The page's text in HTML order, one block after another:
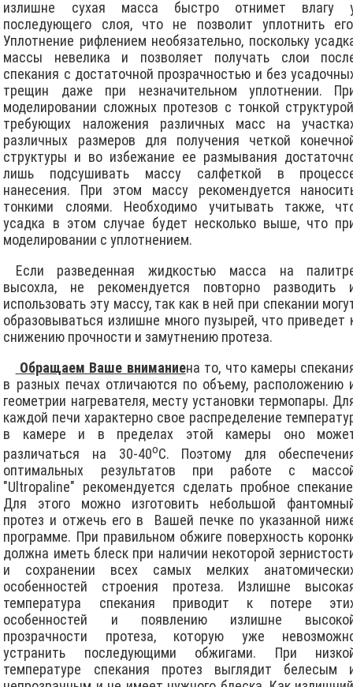
излишне сухая масса быстро отнимет влагу
последующего слоя, что не позволит уплотнить
Уплотнение рифлением необязательно, поскольку
массы невелика и позволяет получать слои
спекания с достаточной прозрачностью и без
трещин даже при незначительном уплотнении.
моделировании сложных протезов с тонкой
требующих наложения различных масс на
различных размеров для получения четкой
структуры и во избежание ее размывания
лишь подсушивать массу салфеткой в
нанесения. При этом массу рекомендуется
тонкими слоями. Необходимо учитывать также,
усадка в этом случае будет несколько выше, что
моделировании с уплотнением.
Если разведенная жидкостью масса на
высохла, не рекомендуется повторно разводить
использовать эту массу, так как в ней при спекании
образовываться излишне много пузырей, что приведет
снижению прочности и замутнению протеза.
Обращаем Ваше вниманиена то, что камеры
в разных печах отличаются по объему, расположению
геометрии нагревателя, месту установки термопары.
каждой печи характерно свое распределение
в камере и в пределах этой камеры оно
различаться на 30-40оС. Поэтому для
оптимальных результатов при работе с
"Ultropaline" рекомендуется сделать пробное
Для этого можно изготовить небольшой
протез и отжечь его в
Вашей печке по указанной
программе. При правильном обжиге поверхность
должна иметь блеск при наличии некоторой
и сохранении всех самых мелких
особенностей строения протеза. Излишне
температура спекания приводит к потере
особенностей и появлению излишне
прозрачности протеза, которую уже
устранить последующими обжигами. При
температуре спекания протез выглядит белесым